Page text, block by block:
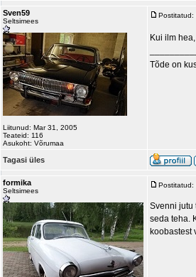
Sven59
Seltsimees
Liitunud: Mar 31, 2005
Teateid: 116
Asukoht: Võrumaa
Postitatud:
Kui ilm
Tõde on
Tagasi üles
formika
Seltsimees
Postitatud:
Svenni jutu
seda teha.
koobastest